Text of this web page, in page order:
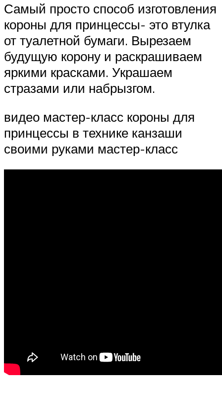
Самый просто способ изготовления
короны для принцессы- это втулка
от туалетной бумаги. Вырезаем
будущую корону и раскрашиваем
яркими красками. Украшаем
стразами или набрызгом.
видео мастер-класс короны для
принцессы в технике канзаши
своими руками мастер-класс